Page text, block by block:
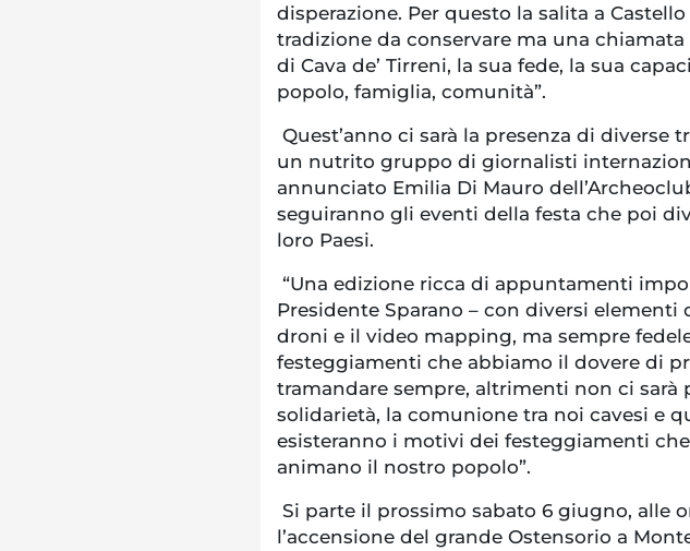
disperazione. Per questo la salita a
tradizione da conservare ma una chiamata
di Cava de’ Tirreni, la sua fede, la sua
popolo, famiglia, comunità”.
Quest’anno ci sarà la presenza di diverse
un nutrito gruppo di giornalisti
annunciato Emilia Di Mauro
seguiranno gli eventi della festa che poi
loro Paesi.
“Una edizione ricca di appuntamenti
Presidente Sparano – con diversi elementi
droni e il video mapping, ma sempre
festeggiamenti che abbiamo il dovere di
tramandare sempre, altrimenti non ci sarà
solidarietà, la comunione tra noi cavesi e
esisteranno i motivi dei festeggiamenti
animano il nostro popolo”.
Si parte il prossimo sabato 6 giugno, alle
l’accensione del grande Ostensorio a